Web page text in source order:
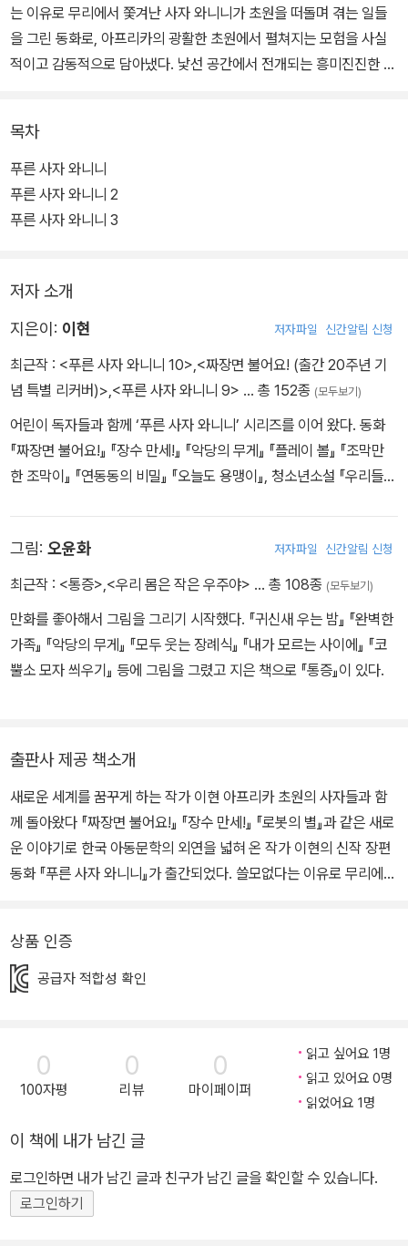
는 이유로 무리에서 쫓겨난 사자 와니니가 초원을 떠돌며 겪는 일들
을 그린 동화로, 아프리카의 광활한 초원에서 펼쳐지는 모험을 사실
적이고 감동적으로 담아냈다. 낯선 공간에서 전개되는 흥미진진한 이
한 살짜리 어린 사자 와니니는 몸집도 작고 사냥 실력도 뛰어나지 못
해 무리에서 쫓겨난다. 떠돌이가 된 와니니는 살아갈 희망을 잃지만,
그동안 자기가 하찮게 여겼던 것들의 도움을 받으며 간신히 살아남는
다. 와니니는 풀과 나무를 씹으며 배고픔을 이겨 내고, 얕잡아보던 떠
와니니와 친구들은 사냥 실력이 부족해서 굶기 일쑤이고, 싸움을 못
해서 쫓겨 다니는 일도 많다. 먹잇감이 넘치는 초원을 찾아 나섰다가
늘 위기의 연속이다. 과연 와니니는 아프리카 초원의 어엿한 암사자
로 자랄 수 있을까?
목차
푸른 사자 와니니
푸른 사자 와니니 2
푸른 사자 와니니 3
저자 소개
지은이: 이현 저자파일 신간알림 신청
최근작 : <푸른 사자 와니니 10>,<짜장면 불어요! (출간 20주년 기
념 특별 리커버)>,<푸른 사자 와니니 9> … 총 152종 (모두보기)
어린이 독자들과 함께 ‘푸른 사자 와니니’ 시리즈를 이어 왔다. 동화
『짜장면 불어요!』 『장수 만세!』 『악당의 무게』 『플레이 볼』 『조막만
한 조막이』 『연동동의 비밀』 『오늘도 용맹이』, 청소년소설 『우리들의
고, ‘푸른 사자 와니니’ 시리즈로 2022년 한스 크리스티안 안데르센
상 아너리스트에 올랐으며 2025년 권정생문학상을 수상했다. htt
그림: 오윤화 저자파일 신간알림 신청
최근작 : <통증>,<우리 몸은 작은 우주야> … 총 108종 (모두보기)
만화를 좋아해서 그림을 그리기 시작했다. 『귀신새 우는 밤』 『완벽한
가족』 『악당의 무게』 『모두 웃는 장례식』 『내가 모르는 사이에』 『코
뿔소 모자 씌우기』 등에 그림을 그렸고 지은 책으로 『통증』이 있다.
출판사 제공 책소개
새로운 세계를 꿈꾸게 하는 작가 이현 아프리카 초원의 사자들과 함
께 돌아왔다 『짜장면 불어요!』 『장수 만세!』 『로봇의 별』과 같은 새로
운 이야기로 한국 아동문학의 외연을 넓혀 온 작가 이현의 신작 장편
동화 『푸른 사자 와니니』가 출간되었다. 쓸모없다는 이유로 무리에서
아냈다. 낯선 공간에서 전개되는 흥미진진한 이야기가 독자들에게 새
로운 세계에 대한 동경을 심어 줄 것이다. “사자는 사자답게, 와니니
SF동화 『로봇의 별』, 해방 이후의 역사적 공간을 다룬 청소년소설 『1
945, 철원』에 이르기까지 다양한 이야기를 다채롭게 써 왔다. 신작
『푸른 사자 와니니』에서는 아프리카 세렝게티 초원에서 살아가는 사
자의 모험담을 사실적으로 풀어냈다. 주인공인 와니니는 한 살짜리
어린 사자로, 몸집이 작고 사냥 실력도 뛰어나지 못해 무리에서 쫓겨
나고 만다. 떠돌이가 된 와니니는 원숭이나 새에게 무시를 당하기도
하고, 치타에게 쫓겨 도망을 다니기도 한다. 밀렵꾼의 총에 맞을 뻔한
상품 인증
공급자 적합성 확인
0
100자평
0
리뷰
0
마이페이퍼
읽고 싶어요 1명
읽고 있어요 0명
읽었어요 1명
이 책에 내가 남긴 글
로그인하면 내가 남긴 글과 친구가 남긴 글을 확인할 수 있습니다.
로그인하기